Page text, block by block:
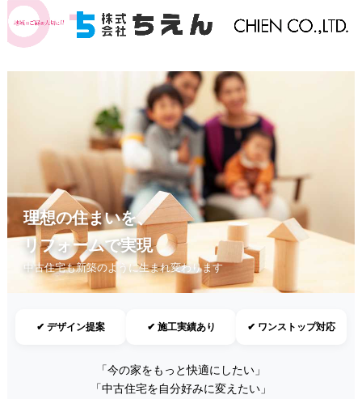
理想の住まいを、
リフォームで実現
中古住宅も新築のように生まれ変わります
✔ デザイン提案 ✔ 施工実績あり ✔ ワンストップ対応
「今の家をもっと快適にしたい」
「中古住宅を自分好みに変えたい」